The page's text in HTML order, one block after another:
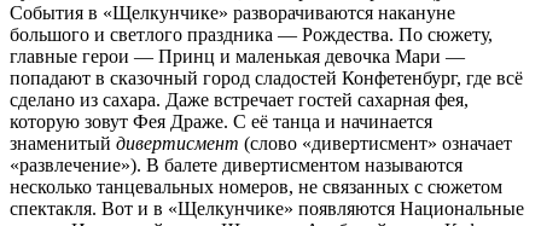
События в «Щелкунчике» разворачиваются накануне
большого и светлого праздника — Рождества. По сюжету,
главные герои — Принц и маленькая девочка Мари —
попадают в сказочный город сладостей Конфетенбург, где всё
сделано из сахара. Даже встречает гостей сахарная фея,
которую зовут Фея Драже. С её танца и начинается
знаменитый дивертисмент (слово «дивертисмент» означает
«развлечение»). В балете дивертисментом называются
несколько танцевальных номеров, не связанных с сюжетом
спектакля. Вот и в «Щелкунчике» появляются Национальные